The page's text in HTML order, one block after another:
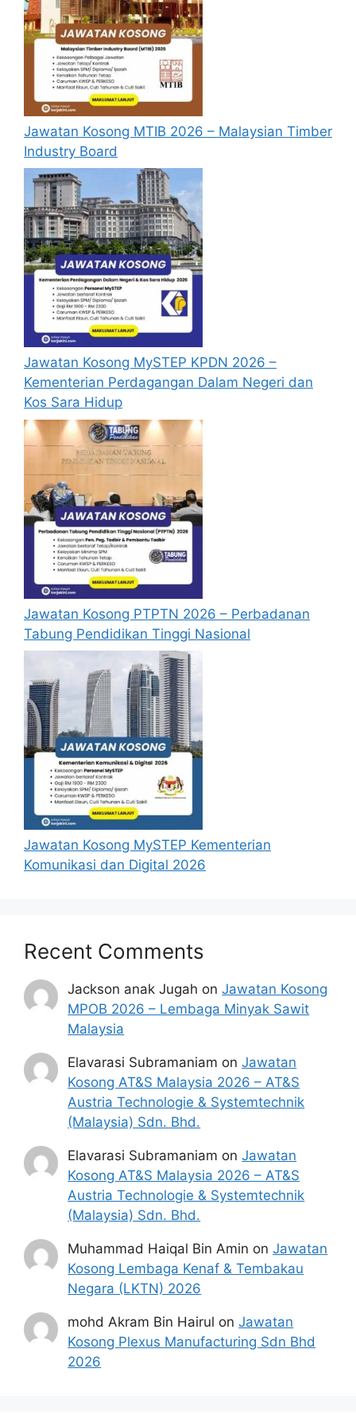
Permohonan jawatan diatas hendaklah
melalui pautanPermohonan Online
boleh didapati melalui pautan yang telah
disediakan dibawah. Untuk pemohon kali
pertama, anda perlu mendaftar
akaun baru terlebih dahulu.
Calon dikehendaki memuat naik resume
yang lengkap (kelayakan akademik,
pengalaman kerja, gaji semasa dan gaji
yang dipohon, gambar berukuran
passport serta salinan sijil-sijil berkaitan)
semasa membuat permohonan.
Pemohon yang telah mendaftar dan
memohon jawatan yang disenaraikan
tidak perlu lagi memohon semula
sekiranya tempoh permohonan masih
sah.
Sebelum membuat permohonan sila
pastikan andalogin/registerdan
mengisi segala maklumat yang diminta
dengan lengkap dan tepat.
Perlu diingatkan, hanya pemohon yang
layak sahaja akan dipanggil ke
temuduga. Sila lengkapkan dan
kemaskini maklumat anda yang telah
didaftarkan. Permohonan yang tidak
menerima sebarang jawapan selepas
bulandari tarikh iklan ditutup hendaklah
menganggap permohonan mereka tidak
berjaya.
Mohon Online
Jawatan Kosong MTIB 2026 – Malaysian Timber
Industry Board
Jawatan Kosong MySTEP KPDN 2026 –
Kementerian Perdagangan Dalam Negeri dan
Kos Sara Hidup
Jawatan Kosong PTPTN 2026 – Perbadanan
Tabung Pendidikan Tinggi Nasional
Jawatan Kosong MySTEP Kementerian
Komunikasi dan Digital 2026
Recent Comments
Jackson anak Jugah onJawatan Kosong
MPOB 2026 – Lembaga Minyak Sawit
Malaysia
Elavarasi Subramaniam onJawatan
Kosong AT&S Malaysia 2026 – AT&S
Austria Technologie & Systemtechnik
(Malaysia) Sdn. Bhd.
Elavarasi Subramaniam onJawatan
Kosong AT&S Malaysia 2026 – AT&S
Austria Technologie & Systemtechnik
(Malaysia) Sdn. Bhd.
Muhammad Haiqal Bin Amin onJawatan
Kosong Lembaga Kenaf & Tembakau
Negara (LKTN) 2026
mohd Akram Bin Hairul onJawatan
Kosong Plexus Manufacturing Sdn Bhd
2026